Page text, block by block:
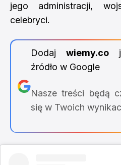
jego administracji,
celebryci.
Dodaj wiemy.co
źródło w Google
Nasze treści będą
się w Twoich